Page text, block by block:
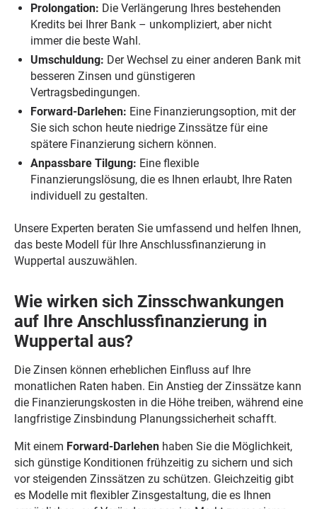
Prolongation: Die Verlängerung Ihres bestehenden
Kredits bei Ihrer Bank – unkompliziert, aber nicht
immer die beste Wahl.
Umschuldung: Der Wechsel zu einer anderen Bank mit
besseren Zinsen und günstigeren
Vertragsbedingungen.
Forward-Darlehen: Eine Finanzierungsoption, mit der
Sie sich schon heute niedrige Zinssätze für eine
spätere Finanzierung sichern können.
Anpassbare Tilgung: Eine flexible
Finanzierungslösung, die es Ihnen erlaubt, Ihre Raten
individuell zu gestalten.
Unsere Experten beraten Sie umfassend und helfen Ihnen,
das beste Modell für Ihre Anschlussfinanzierung in
Wuppertal auszuwählen.
Wie wirken sich Zinsschwankungen
auf Ihre Anschlussfinanzierung in
Wuppertal aus?
Die Zinsen können erheblichen Einfluss auf Ihre
monatlichen Raten haben. Ein Anstieg der Zinssätze kann
die Finanzierungskosten in die Höhe treiben, während eine
langfristige Zinsbindung Planungssicherheit schafft.
Mit einem Forward-Darlehenhaben Sie die Möglichkeit,
sich günstige Konditionen frühzeitig zu sichern und sich
vor steigenden Zinssätzen zu schützen. Gleichzeitig gibt
es Modelle mit flexibler Zinsgestaltung, die es Ihnen